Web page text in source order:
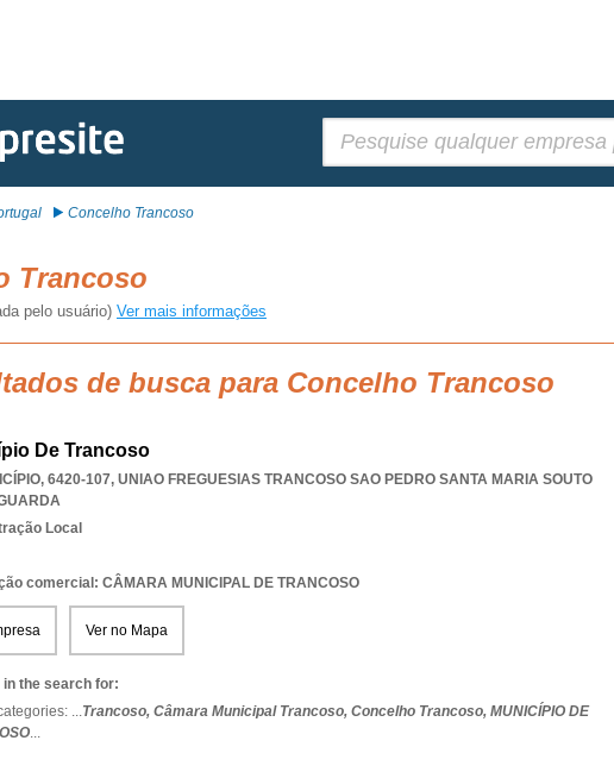
Concelho Trancoso
Trancoso
pelo usuário) Ver mais informações
de busca para Concelho Trancoso
De Trancoso
6420-107, UNIAO FREGUESIAS TRANCOSO SAO PEDRO SANTA MARIA SOUTO
Local
comercial: CÂMARA MUNICIPAL DE TRANCOSO
Ver no Mapa
in the search for:
...Trancoso, Câmara Municipal Trancoso, Concelho Trancoso, MUNICÍPIO DE
...